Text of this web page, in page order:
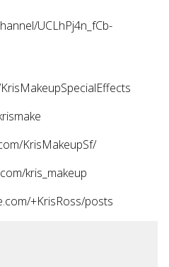
UCLhPj4n_fCb-
KrisMakeupSf/
kris_makeup
+KrisRoss/posts